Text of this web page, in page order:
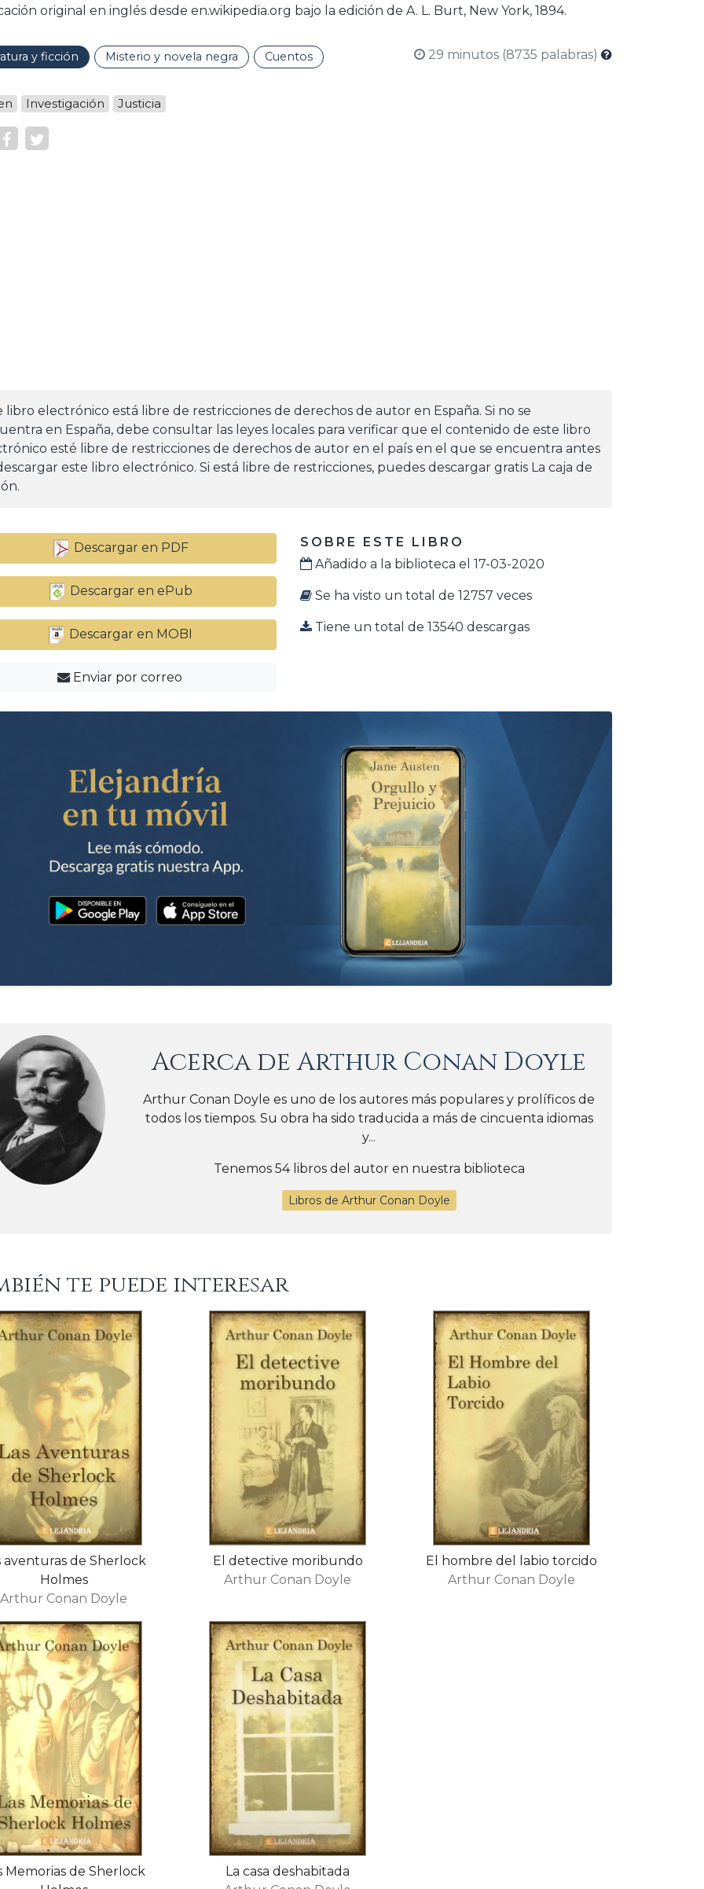
publicación original en inglés desde en.wikipedia.org bajo la edición de A. L. Burt, New York, 1894.
y ficción Misterio y novela negra Cuentos 29 minutos (8735 palabras)
Investigación Justicia
libro electrónico está libre de restricciones de derechos de autor en España. Si no se
en España, debe consultar las leyes locales para verificar que el contenido de este libro
esté libre de restricciones de derechos de autor en el país en el que se encuentra antes
este libro electrónico. Si está libre de restricciones, puedes descargar gratis La caja de
Descargar en PDF
Descargar en ePub
Descargar en MOBI
Enviar por correo
SOBRE ESTE LIBRO
Añadido a la biblioteca el 17-03-2020
Se ha visto un total de 12757 veces
Tiene un total de 13540 descargas
Acerca deArthur Conan Doyle
Arthur Conan Doyle es uno de los autores más populares y prolíficos de
todos los tiempos. Su obra ha sido traducida a más de cincuenta idiomas
y...
Tenemos 54 libros del autor en nuestra biblioteca
Libros de Arthur Conan Doyle
te puede interesar
aventuras de Sherlock
Holmes
Arthur Conan Doyle
El detective moribundo
Arthur Conan Doyle
El hombre del labio torcido
Arthur Conan Doyle
Memorias de Sherlock
La casa deshabitada